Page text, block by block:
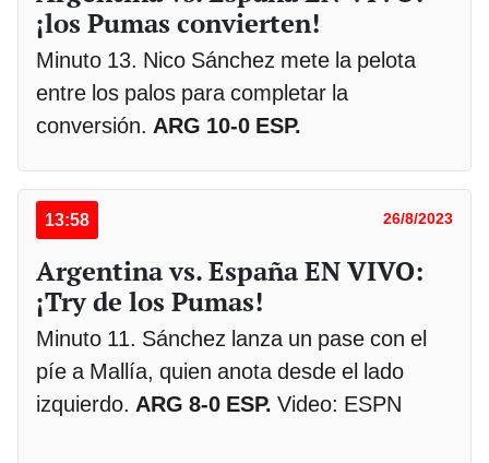
¡los Pumas convierten!
Minuto 13. Nico Sánchez mete la pelota
entre los palos para completar la
conversión. ARG 10-0 ESP.
13:58 26/8/2023
Argentina vs. España EN VIVO:
¡Try de los Pumas!
Minuto 11. Sánchez lanza un pase con el
píe a Mallía, quien anota desde el lado
izquierdo. ARG 8-0 ESP. Video: ESPN